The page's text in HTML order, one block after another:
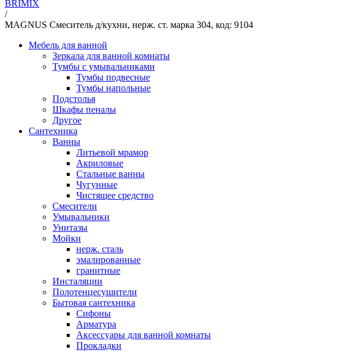
BRIMIX
/
MAGNUS Смеситель д/кухни, нерж. ст. марка 304, код: 9104
Мебель для ванной
Зеркала для ванной комнаты
Тумбы с умывальниками
Тумбы подвесные
Тумбы напольные
Подстолья
Шкафы пеналы
Другое
Сантехника
Ванны
Литьевой мрамор
Акриловые
Стальные ванны
Чугунные
Чистящее средство
Смесители
Умывальники
Унитазы
Мойки
нерж. сталь
эмалированные
гранитные
Инсталяции
Полотенцесушители
Бытовая сантехника
Сифоны
Арматура
Аксессуары для ванной комнаты
Прокладки